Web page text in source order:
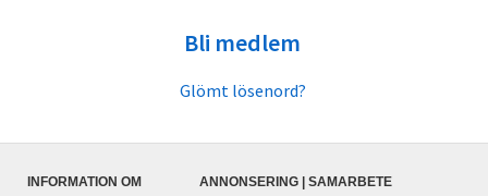
Bli medlem
Glömt lösenord?
INFORMATION OM
ANNONSERING | SAMARBETE